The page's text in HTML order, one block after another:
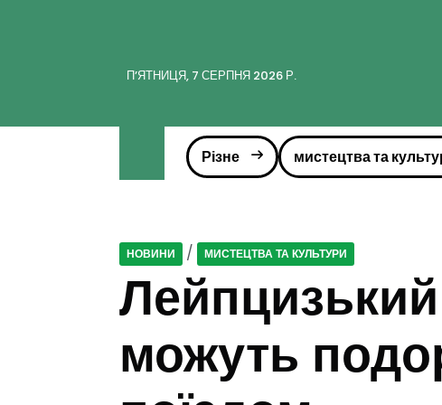
ПʼЯТНИЦЯ, 7 СЕРПНЯ 2026 Р.
Різне мистецтва та
НОВИНИ / МИСТЕЦТВА ТА КУЛЬТУРИ
Лейпцизький
можуть